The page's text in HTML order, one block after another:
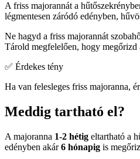
A friss majorannát a
légmentesen záródó edényben,
Ne hagyd a friss majorannát
Tárold megfelelően, hogy megőrizd
✅ Érdekes tény
Ha van felesleges friss majoranna,
Meddig tartható el?
A majoranna 1-2 hétig eltartható a
edényben akár6 hónapig is